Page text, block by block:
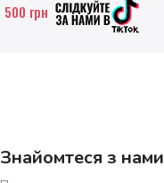
500 грн
Знайомтеся з нами